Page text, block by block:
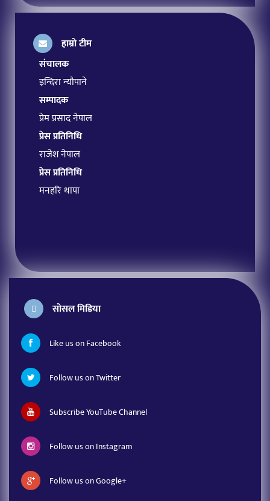
हाम्रो टीम
संचालक
इन्दिरा न्यौपाने
सम्पादक
प्रेम प्रसाद नेपाल
प्रेस प्रतिनिधि
राजेश नेपाल
प्रेस प्रतिनिधि
मनहरि थापा
सोसल मिडिया
Like us on Facebook
Follow us on Twitter
Subscribe YouTube Channel
Follow us on Instagram
Follow us on Google+